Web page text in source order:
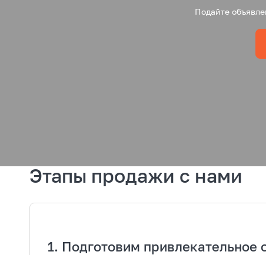
Подайте
Этапы продажи с нами
Подготовим привлекательное